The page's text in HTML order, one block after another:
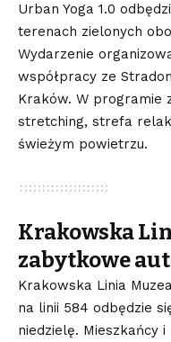
Urban Yoga 1.0
terenach zielonych
Wydarzenie
współpracy ze
Kraków. W programie
stretching, strefa
świeżym powietrzu.
Krakowska
zabytkowe
Krakowska Linia
na linii 584 odbędzie
niedzielę. Mieszkańcy i